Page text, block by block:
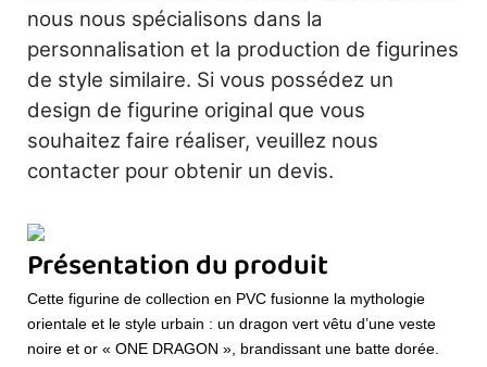
nous nous spécialisons dans la
personnalisation et la production de figurines
de style similaire. Si vous possédez un
design de figurine original que vous
souhaitez faire réaliser, veuillez nous
contacter pour obtenir un devis.
Présentation du produit
Cette figurine de collection en PVC fusionne la mythologie
orientale et le style urbain : un dragon vert vêtu d’une veste
noire et or « ONE DRAGON », brandissant une batte dorée.